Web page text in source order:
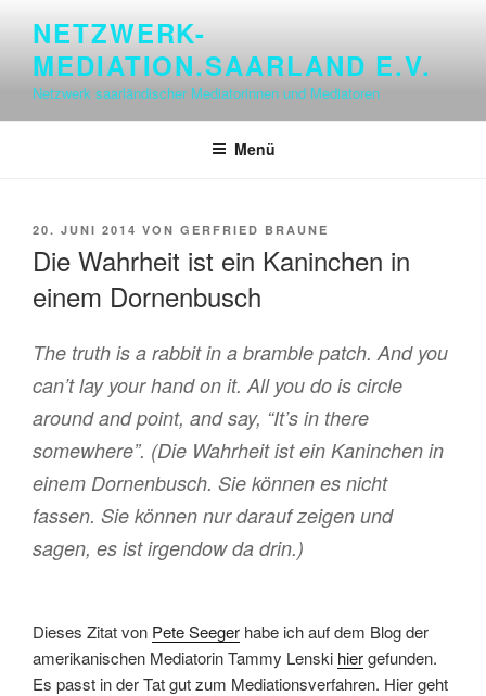
springen
NETZWERK-
MEDIATION.SAARLAND E.V.
Netzwerk saarländischer Mediatorinnen und Mediatoren
Menü
VERÖFFENTLICHT
20. JUNI 2014 VON GERFRIED BRAUNE
Die Wahrheit ist ein Kaninchen in
einem Dornenbusch
The truth is a rabbit in a bramble patch. And you
can’t lay your hand on it. All you do is circle
around and point, and say, “It’s in there
somewhere”. (Die Wahrheit ist ein Kaninchen in
einem Dornenbusch. Sie können es nicht
fassen. Sie können nur darauf zeigen und
sagen, es ist irgendow da drin.)
Dieses Zitat von Pete Seeger habe ich auf dem Blog der
amerikanischen Mediatorin Tammy Lenski hiergefunden.
Es passt in der Tat gut zum Mediationsverfahren. Hier geht